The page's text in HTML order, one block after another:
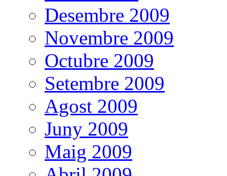
Desembre 2009
Novembre 2009
Octubre 2009
Setembre 2009
Agost 2009
Juny 2009
Maig 2009